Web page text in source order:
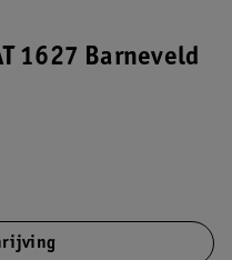
1627 Barneveld